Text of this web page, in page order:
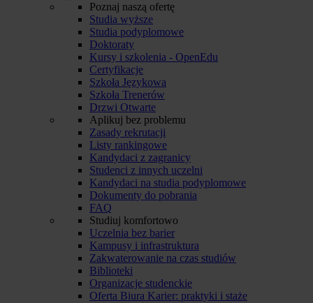
Poznaj naszą ofertę
Studia wyższe
Studia podyplomowe
Doktoraty
Kursy i szkolenia - OpenEdu
Certyfikacje
Szkoła Językowa
Szkoła Trenerów
Drzwi Otwarte
Aplikuj bez problemu
Zasady rekrutacji
Listy rankingowe
Kandydaci z zagranicy
Studenci z innych uczelni
Kandydaci na studia podyplomowe
Dokumenty do pobrania
FAQ
Studiuj komfortowo
Uczelnia bez barier
Kampusy i infrastruktura
Zakwaterowanie na czas studiów
Biblioteki
Organizacje studenckie
Oferta Biura Karier: praktyki i staże